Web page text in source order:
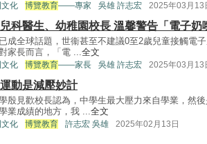
化 博覽教育——專家 吳雄 許志宏 2025年03月13
科醫生、幼稚園校長 溫馨警告「電子奶
成全球話題，世衞甚至不建議0至2歲兒童接觸電
家長而言，「電 ...全文
化 博覽教育——家長 吳雄 許志宏 2025年03月13
動是減壓妙計
殷見歡校長認為，中學生最大壓力來自學業，然
業成績的地方，我 ...全文
化 博覽教育 許志宏 吳雄 2025年02月13日